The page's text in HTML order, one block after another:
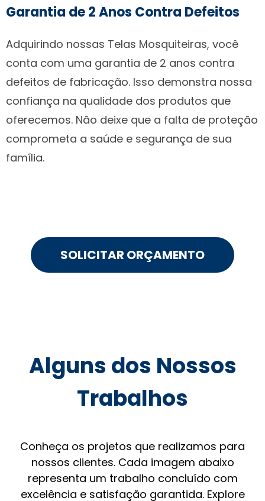
Garantia de 2 Anos Contra Defeitos
Adquirindo nossas Telas Mosquiteiras, você
conta com uma garantia de 2 anos contra
defeitos de fabricação. Isso demonstra nossa
confiança na qualidade dos produtos que
oferecemos. Não deixe que a falta de proteção
comprometa a saúde e segurança de sua
família.
SOLICITAR ORÇAMENTO
Alguns dos Nossos
Trabalhos
Conheça os projetos que realizamos para
nossos clientes. Cada imagem abaixo
representa um trabalho concluído com
excelência e satisfação garantida. Explore